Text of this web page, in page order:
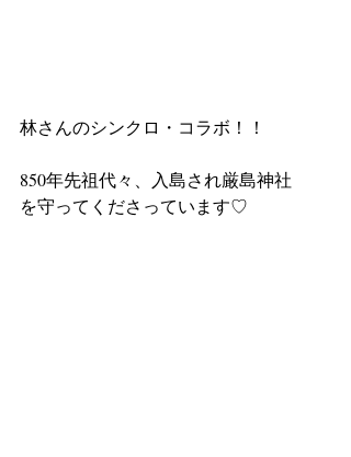
林さんのシンクロ・コラボ！！
850年先祖代々、入島され厳島神社
を守ってくださっています♡